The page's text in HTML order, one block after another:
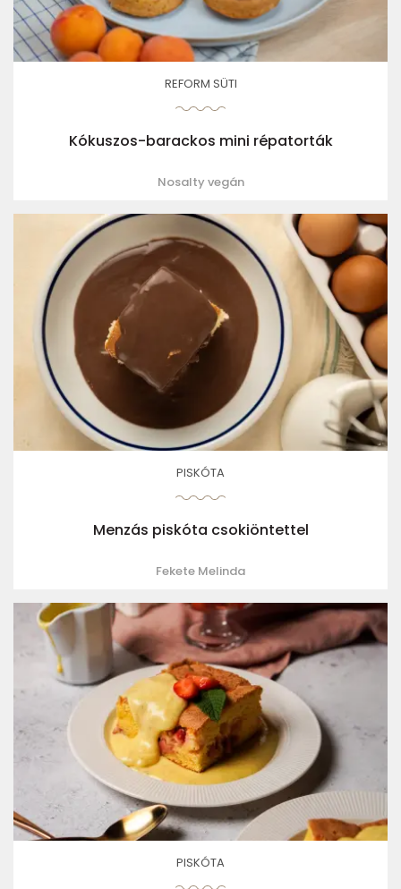
REFORM SÜTI
Kókuszos-barackos mini répatorták
Nosalty vegán
PISKÓTA
Menzás piskóta csokiöntettel
Fekete Melinda
PISKÓTA